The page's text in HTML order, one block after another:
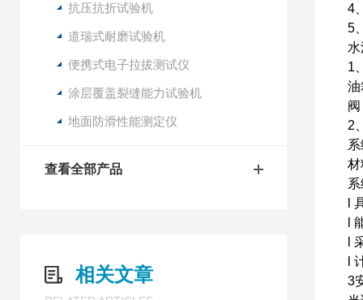
抗压抗折试验机
道瑞式耐磨试验机
便携式电子拉拔测试仪
涂层覆盖裂缝能力试验机
地面防滑性能测定仪
查看全部产品
相关文章
4
5
1
油
2
l
l
l
l
3